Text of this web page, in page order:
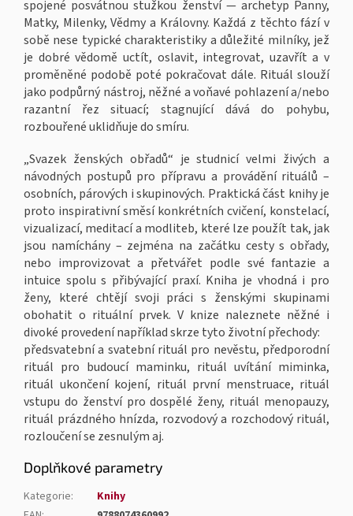
spojené posvátnou stužkou ženství — archetyp Panny,
Matky, Milenky, Vědmy a Královny. Každá z těchto fází v
sobě nese typické charakteristiky a důležité milníky, jež
je dobré vědomě uctít, oslavit, integrovat, uzavřít a v
proměněné podobě poté pokračovat dále. Rituál slouží
jako podpůrný nástroj, něžné a voňavé pohlazení a/nebo
razantní řez situací; stagnující dává do pohybu,
rozbouřené uklidňuje do smíru.
„Svazek ženských obřadů“ je studnicí velmi živých a
návodných postupů pro přípravu a provádění rituálů –
osobních, párových i skupinových. Praktická část knihy je
proto inspirativní směsí konkrétních cvičení, konstelací,
vizualizací, meditací a modliteb, které lze použít tak, jak
jsou namíchány – zejména na začátku cesty s obřady,
nebo improvizovat a přetvářet podle své fantazie a
intuice spolu s přibývající praxí. Kniha je vhodná i pro
ženy, které chtějí svoji práci s ženskými skupinami
obohatit o rituální prvek. V knize naleznete něžné i
divoké provedení například skrze tyto životní přechody:
předsvatební a svatební rituál pro nevěstu, předporodní
rituál pro budoucí maminku, rituál uvítání miminka,
rituál ukončení kojení, rituál první menstruace, rituál
vstupu do ženství pro dospělé ženy, rituál menopauzy,
rituál prázdného hnízda, rozvodový a rozchodový rituál,
rozloučení se zesnulým aj.
Doplňkové parametry
Kategorie:
Knihy